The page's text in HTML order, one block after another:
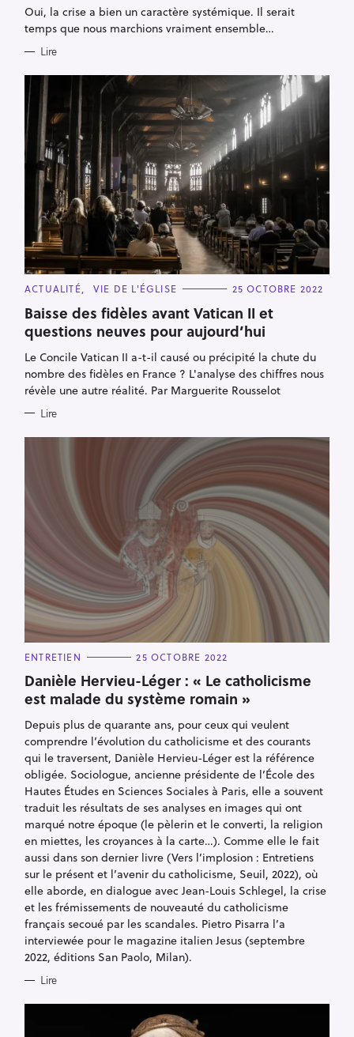
O
R
I
S
Oui, la crise a bien un caractère systémique. Il serait
temps que nous marchions vraiment ensemble…
Lire
C
T
E
G
O
I
E
S
ACTUALITÉ VIE DE L'ÉGLISE 25 OCTOBRE 2022
Baisse des fidèles avant Vatican II et
questions neuves pour aujourd’hui
Le Concile Vatican II a-t-il causé ou précipité la chute du
nombre des fidèles en France ? L'analyse des chiffres nous
révèle une autre réalité. Par Marguerite Rousselot
Lire
C
T
E
G
O
R
I
E
S
ENTRETIEN 25 OCTOBRE 2022
Danièle Hervieu-Léger : « Le catholicisme
est malade du système romain »
Depuis plus de quarante ans, pour ceux qui veulent
comprendre l’évolution du catholicisme et des courants
qui le traversent, Danièle Hervieu-Léger est la référence
obligée. Sociologue, ancienne présidente de l’École des
Hautes Études en Sciences Sociales à Paris, elle a souvent
traduit les résultats de ses analyses en images qui ont
marqué notre époque (le pèlerin et le converti, la religion
en miettes, les croyances à la carte…). Comme elle le fait
aussi dans son dernier livre (Vers l’implosion : Entretiens
sur le présent et l’avenir du catholicisme, Seuil, 2022), où
elle aborde, en dialogue avec Jean-Louis Schlegel, la crise
et les frémissements de nouveauté du catholicisme
français secoué par les scandales. Pietro Pisarra l’a
interviewée pour le magazine italien Jesus (septembre
2022, éditions San Paolo, Milan).
Lire